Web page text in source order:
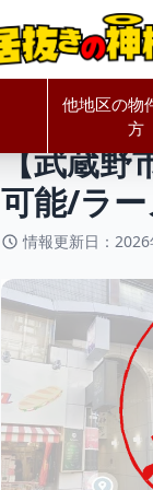
他地区の物
居抜きの神様
【武蔵野
可能/ラ
情報更新日：